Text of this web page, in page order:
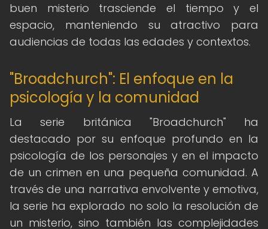
buen misterio trasciende el tiempo y el
espacio, manteniendo su atractivo para
audiencias de todas las edades y contextos.
"Broadchurch": El enfoque en la
psicología y la comunidad
La serie británica "Broadchurch" ha
destacado por su enfoque profundo en la
psicología de los personajes y en el impacto
de un crimen en una pequeña comunidad. A
través de una narrativa envolvente y emotiva,
la serie ha explorado no solo la resolución de
un misterio, sino también las complejidades